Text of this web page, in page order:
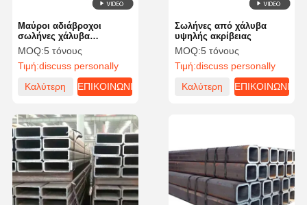
Μαύροι αδιάβροχοι
σωλήνες χάλυβα
τετράγωνο σχήμα θερμό
έλασης χάλυβα σωλήνα
μακράς διάρκειας
MOQ:5 τόνους
Τιμή:discuss personally
Καλύτερη
ΕΠΙΚΟΙΝΩΝΙΑ
Σωλήνες από χάλυβα
υψηλής ακρίβειας
MOQ:5 τόνους
Τιμή:discuss personally
Καλύτερη
ΕΠΙΚΟΙΝΩΝΙΑ